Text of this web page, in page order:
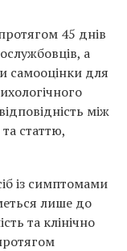
45 днів
а
самооцінки для
між
статтю,
із симптомами
лише до
та клінічно